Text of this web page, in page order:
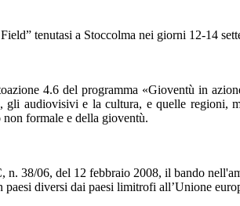
tenutasi a Stoccolma nei giorni 12-14
4.6 del programma «Gioventù in
gli audiovisivi e la cultura, e quelle
formale e della gioventù.
38/06, del 12 febbraio 2008, il bando
diversi dai paesi limitrofi all’Unione